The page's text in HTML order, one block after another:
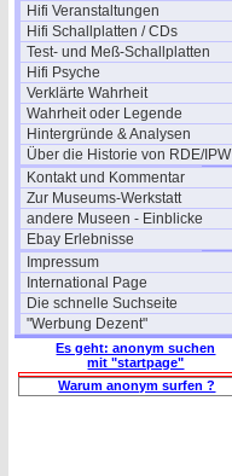
Hifi Veranstaltungen
Hifi Schallplatten / CDs
Test- und Meß-Schallplatten
Hifi Psyche
Verklärte Wahrheit
Wahrheit oder Legende
Hintergründe & Analysen
Über die Historie von RDE/IPW
Kontakt und Kommentar
Zur Museums-Werkstatt
andere Museen - Einblicke
Ebay Erlebnisse
Impressum
International Page
Die schnelle Suchseite
"Werbung Dezent"
Es geht: anonym suchen
mit "startpage"
Warum anonym surfen ?